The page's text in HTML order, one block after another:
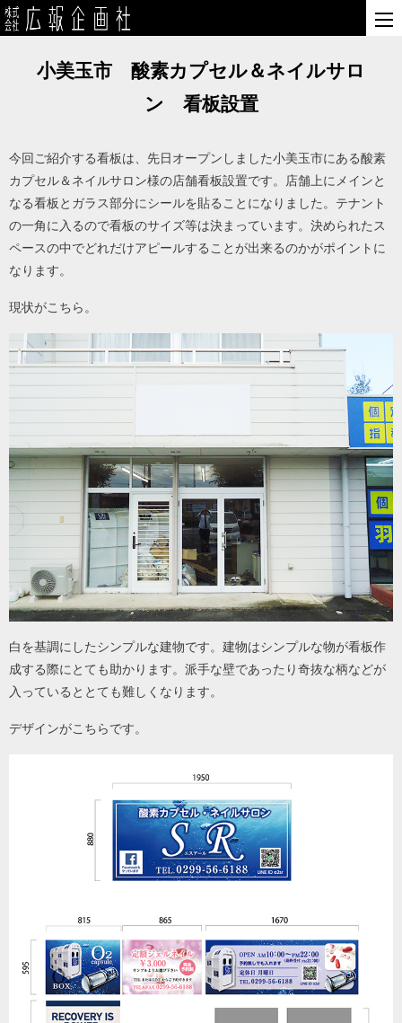
小美玉市 酸素カプセル＆ネイルサロ
ン 看板設置
今回ご紹介する看板は、先日オープンしました小美玉市にある酸素
カプセル＆ネイルサロン様の店舗看板設置です。店舗上にメインと
なる看板とガラス部分にシールを貼ることになりました。テナント
の一角に入るので看板のサイズ等は決まっています。決められたス
ペースの中でどれだけアピールすることが出来るのかがポイントに
なります。
現状がこちら。
白を基調にしたシンプルな建物です。建物はシンプルな物が看板作
成する際にとても助かります。派手な壁であったり奇抜な柄などが
入っているととても難しくなります。
デザインがこちらです。